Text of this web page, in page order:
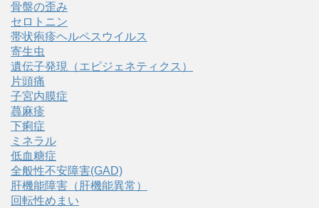
骨盤の歪み
セロトニン
帯状疱疹ヘルペスウイルス
寄生虫
遺伝子発現（エピジェネティクス）
片頭痛
子宮内膜症
蕁麻疹
下痢症
ミネラル
低血糖症
全般性不安障害(GAD)
肝機能障害（肝機能異常）
回転性めまい